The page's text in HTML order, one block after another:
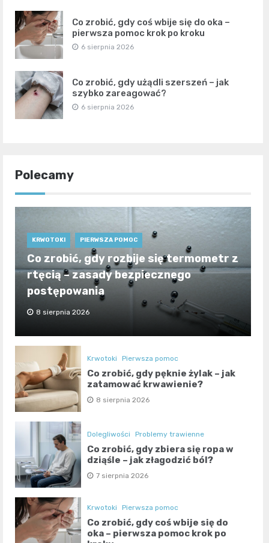
Co zrobić, gdy coś wbije się do oka –
pierwsza pomoc krok po kroku
6 sierpnia 2026
Co zrobić, gdy użądli szerszeń – jak
szybko zareagować?
6 sierpnia 2026
Polecamy
KRWOTOKI PIERWSZA POMOC
Co zrobić, gdy rozbije się termometr z
rtęcią – zasady bezpiecznego
postępowania
8 sierpnia 2026
Krwotoki Pierwsza pomoc
Co zrobić, gdy pęknie żylak – jak
zatamować krwawienie?
8 sierpnia 2026
Dolegliwości Problemy trawienne
Co zrobić, gdy zbiera się ropa w
dziąśle – jak złagodzić ból?
7 sierpnia 2026
Krwotoki Pierwsza pomoc
Co zrobić, gdy coś wbije się do
oka – pierwsza pomoc krok po